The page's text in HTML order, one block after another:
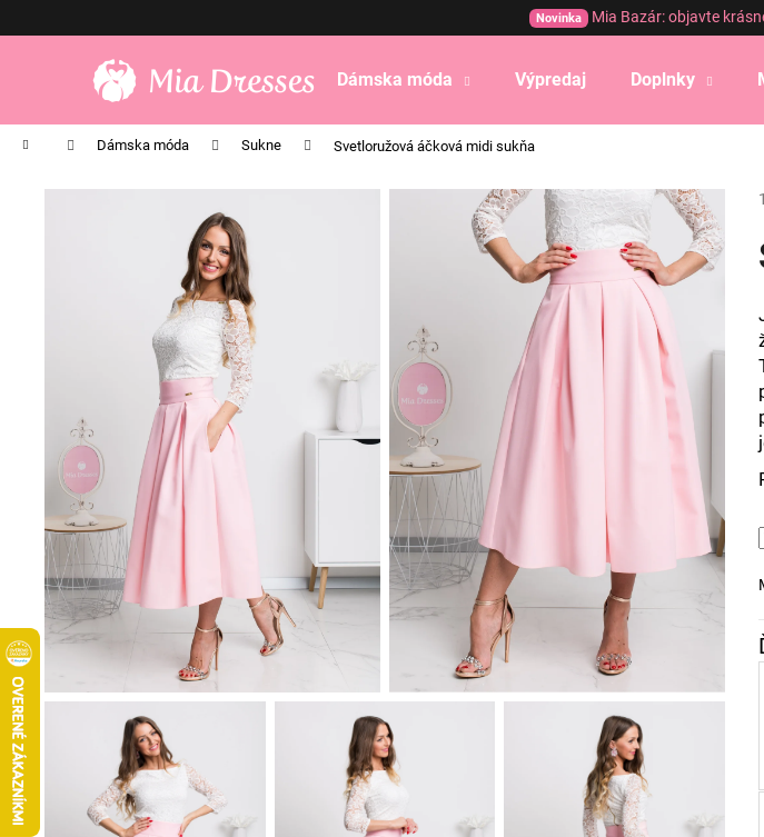
Novinka Mia Bazár: objavte
Dámska móda Výpredaj Doplnky
Domov Dámska móda Sukne Svetloružová áčková midi sukňa
o
k
obchodu
obchodu
Čo potrebujete
Odporúčame